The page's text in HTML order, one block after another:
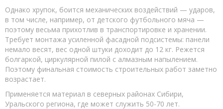
Однако хрупок, боится механических воздействий — ударов,
в том числе, например, от детского футбольного мяча —
поэтому весьма прихотлив в транспортировке и хранении.
Требует монтажа усиленной фасадной подсистемы: панели
немало весят, вес одной штуки доходит до 12 кг. Режется
болгаркой, циркулярной пилой с алмазным напылением.
Поэтому финальная стоимость строительных работ заметно
возрастает.
Применяется материал в северных районах Сибири,
Уральского региона, где может служить 50-70 лет.